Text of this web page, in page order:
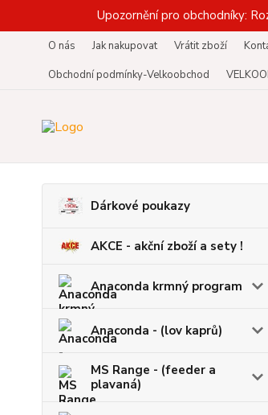
Upozornění pro obchodníky:
O nás Jak nakupovat Vrátit zboží
Obchodní podmínky-Velkoobchod
Dárkové poukazy
AKCE - akční zboží a sety !
Anaconda krmný program
Anaconda - (lov kaprů)
MS Range - (feeder a
plavaná)